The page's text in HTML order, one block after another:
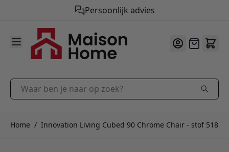
Persoonlijk advies
9.9/10
Ga naar de inhoud
Offerte
Waar ben je naar op zoek?
Home / Innovation Living Cubed 90 Chrome Chair - stof 518